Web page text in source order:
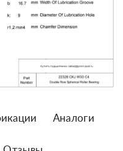
Аналоги